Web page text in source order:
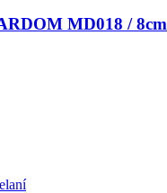
MD018 / 8cm